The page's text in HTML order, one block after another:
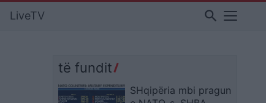
LiveTV search
të fundit
SHqipëria mbi pragun